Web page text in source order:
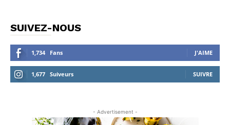
SUIVEZ-NOUS
1,734 Fans J'AIME
1,677 Suiveurs SUIVRE
- Advertisement -